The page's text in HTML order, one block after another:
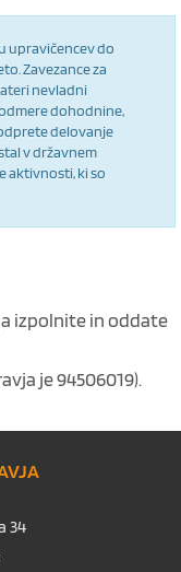
upravičencev do
Zavezance za
nevladni
dohodnine,
delovanje
v državnem
aktivnosti, ki so
izpolnite in oddate
je 94506019).
34